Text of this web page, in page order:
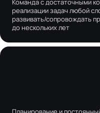
Команда с достаточными
реализации задач любой
развивать/сопровождать
до нескольких лет